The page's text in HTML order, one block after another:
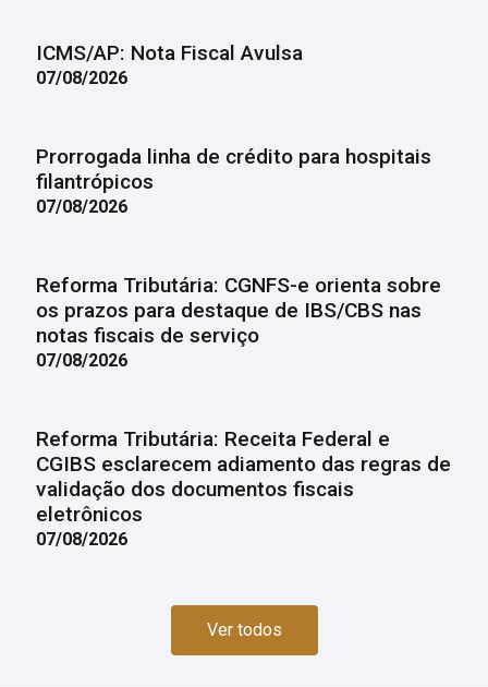
ICMS/AP: Nota Fiscal Avulsa
07/08/2026
Prorrogada linha de crédito para hospitais
filantrópicos
07/08/2026
Reforma Tributária: CGNFS-e orienta sobre
os prazos para destaque de IBS/CBS nas
notas fiscais de serviço
07/08/2026
Reforma Tributária: Receita Federal e
CGIBS esclarecem adiamento das regras de
validação dos documentos fiscais
eletrônicos
07/08/2026
Ver todos